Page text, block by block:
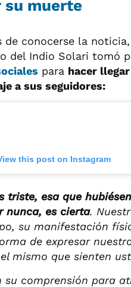
su muerte
de conocerse la
del Indio Solari tomó
para hacer
a sus seguidores:
this post on Instagram
triste, esa que
nunca, es cierta.
su manifestación
de expresar
mismo que sienten
su comprensión para